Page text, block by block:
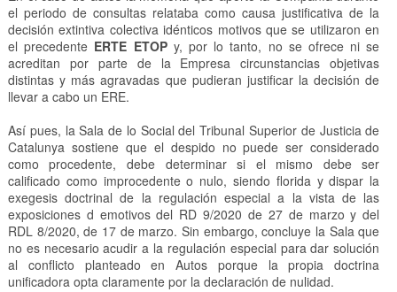
el periodo de consultas relataba como causa justificativa de la
decisión extintiva colectiva idénticos motivos que se utilizaron en
el precedente ERTE ETOPy, por lo tanto, no se ofrece ni se
acreditan por parte de la Empresa circunstancias objetivas
distintas y más agravadas que pudieran justificar la decisión de
llevar a cabo un ERE.
Así pues, la Sala de lo Social del Tribunal Superior de Justicia de
Catalunya sostiene que el despido no puede ser considerado
como procedente, debe determinar si el mismo debe ser
calificado como improcedente o nulo, siendo florida y dispar la
exegesis doctrinal de la regulación especial a la vista de las
exposiciones d emotivos del RD 9/2020 de 27 de marzo y del
RDL 8/2020, de 17 de marzo. Sin embargo, concluye la Sala que
no es necesario acudir a la regulación especial para dar solución
al conflicto planteado en Autos porque la propia doctrina
unificadora opta claramente por la declaración de nulidad.